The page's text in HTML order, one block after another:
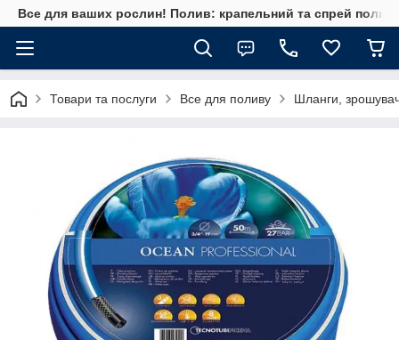
Все для ваших рослин! Полив: крапельний та спрей полив,
Товари та послуги Все для поливу Шланги,